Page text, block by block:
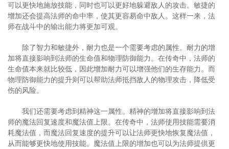
可以更快地施放技能，同时也可以更好地躲避敌人的攻击。敏捷的
增加还会提高法师的命中率，使其更容易命中敌人。这样一来，法
师在战斗中的输出能力将更加可观。
除了智力和敏捷外，耐力也是一个需要考虑的属性。耐力的增
加将直接影响到法师的生命值和物理防御能力。在传奇中，法师的
生命值本来就比较低，因此增加耐力可以增强他们的生存能力。而
物理防御能力的提升则可以帮助法师抵挡敌人的物理攻击，降低受
伤的风险。
我们还需要考虑到精神这一属性。精神的增加将直接影响到法
师的魔法回复速度和魔法值上限。在传奇中，法师使用技能需要消
耗魔法值，而魔法回复速度的提升可以让法师更快地恢复魔法值，
从而能够更快地使用技能。魔法值上限的增加也可以为法师提供更